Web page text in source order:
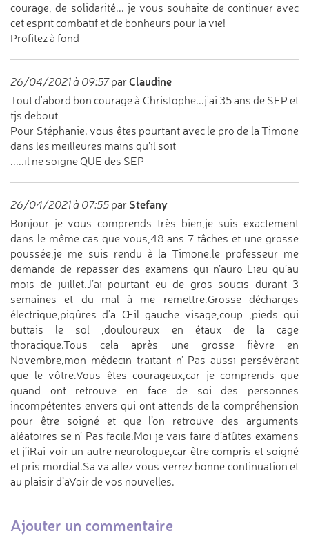
courage, de solidarité... je vous souhaite de continuer avec
cet esprit combatif et de bonheurs pour la vie!
Profitez à fond
26/04/2021 à 09:57par Claudine
Tout d'abord bon courage à Christophe...j'ai 35 ans de SEP et
tjs debout
Pour Stéphanie. vous êtes pourtant avec le pro de la Timone
dans les meilleures mains qu'il soit
.....il ne soigne QUE des SEP
26/04/2021 à 07:55 par Stefany
Bonjour je vous comprends très bien,je suis exactement
dans le même cas que vous,48 ans 7 tâches et une grosse
poussée,je me suis rendu à la Timone,le professeur me
demande de repasser des examens qui n’auro Lieu qu’au
mois de juillet.J’ai pourtant eu de gros soucis durant 3
semaines et du mal à me remettre.Grosse décharges
électrique,piqûres d’a Œil gauche visage,coup ,pieds qui
buttais le sol ,douloureux en étaux de la cage
thoracique.Tous cela après une grosse fièvre en
Novembre,mon médecin traitant n’ Pas aussi persévérant
que le vôtre.Vous êtes courageux,car je comprends que
quand ont retrouve en face de soi des personnes
incompétentes envers qui ont attends de la compréhension
pour être soigné et que l’on retrouve des arguments
aléatoires se n’ Pas facile.Moi je vais faire d’atûtes examens
et j’iRai voir un autre neurologue,car être compris et soigné
et pris mordial.Sa va allez vous verrez bonne continuation et
au plaisir d’aVoir de vos nouvelles.
Ajouter un commentaire